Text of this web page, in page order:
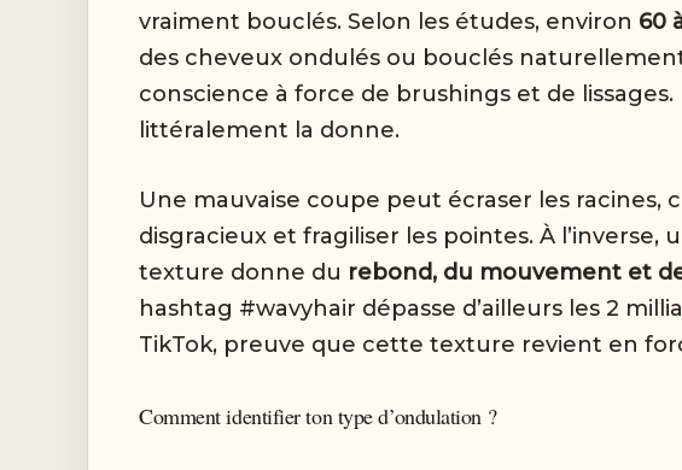
vraiment bouclés. Selon les études, environ 60
des cheveux ondulés ou bouclés
conscience à force de brushings et de
littéralement la donne.
Une mauvaise coupe peut écraser les racines,
disgracieux et fragiliser les pointes. À
texture donne du rebond, du mouvement et
hashtag #wavyhair dépasse d’ailleurs les 2
TikTok, preuve que cette texture revient en
Comment identifier ton type d’ondulation ?